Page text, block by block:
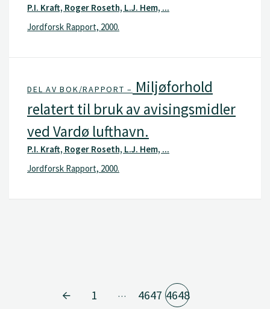
P.I. Kraft, Roger Roseth, L.J. Hem, ...
Jordforsk Rapport, 2000.
DEL AV BOK/RAPPORT – Miljøforhold
relatert til bruk av avisingsmidler
ved Vardø lufthavn.
P.I. Kraft, Roger Roseth, L.J. Hem, ...
Jordforsk Rapport, 2000.
1 … 4647 4648